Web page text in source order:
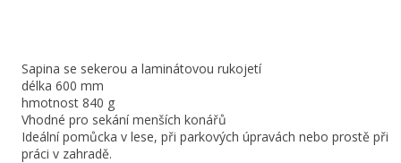
Sapina se sekerou a laminátovou rukojetí
délka 600 mm
hmotnost 840 g
Vhodné pro sekání menších konářů
Ideální pomůcka v lese, při parkových úpravách nebo prostě při
práci v zahradě.